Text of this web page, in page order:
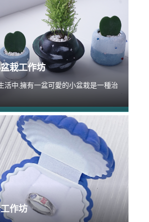
栽工作坊
活中,擁有一盆可愛的小盆栽是一種治
作坊